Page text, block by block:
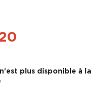
plus disponible à la